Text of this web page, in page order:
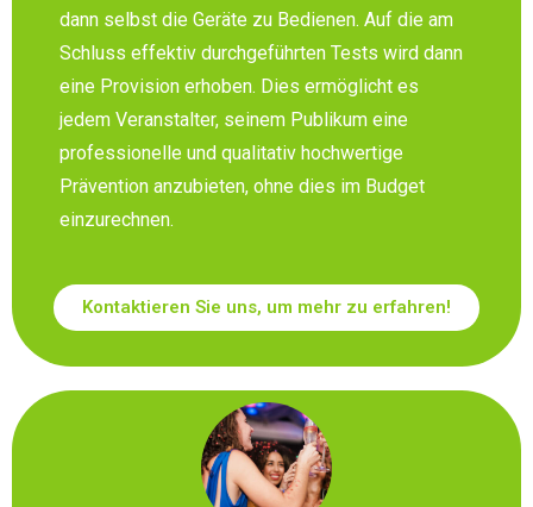
dann selbst die Geräte zu Bedienen. Auf die am
Schluss effektiv durchgeführten Tests wird dann
eine Provision erhoben. Dies ermöglicht es
jedem Veranstalter, seinem Publikum eine
professionelle und qualitativ hochwertige
Prävention anzubieten, ohne dies im Budget
einzurechnen.
Kontaktieren Sie uns, um mehr zu erfahren!